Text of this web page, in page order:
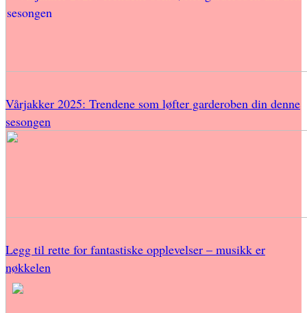
Vårjakker 2025: Trendene som løfter garderoben din denne
sesongen
Legg til rette for fantastiske opplevelser – musikk er
nøkkelen